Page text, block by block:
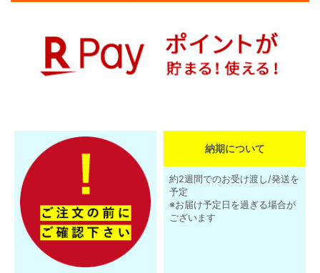
納期について
約2週間でのお受け渡し/発送を
予定
※お届け予定日を過ぎる場合が
ございます